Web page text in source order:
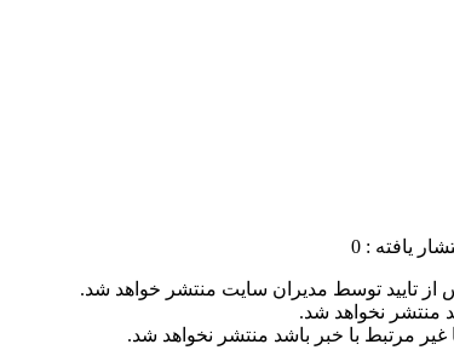
یافته : 0
تایید توسط مدیران سایت منتشر خواهد شد.
منتشر نخواهد شد.
غیر مرتبط با خبر باشد منتشر نخواهد شد.